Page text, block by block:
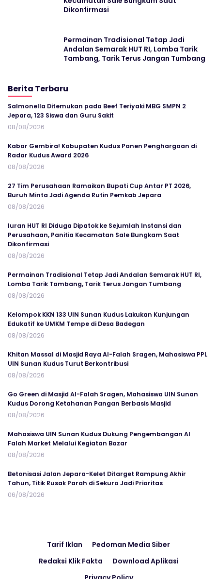
Dikonfirmasi
Permainan Tradisional Tetap Jadi
Andalan Semarak HUT RI, Lomba Tarik
Tambang, Tarik Terus Jangan Tumbang
Berita Terbaru
Salmonella Ditemukan pada Beef Teriyaki MBG SMPN 2
Jepara, 123 Siswa dan Guru Sakit
08/08/2026
Kabar Gembira! Kabupaten Kudus Panen Penghargaan di
Radar Kudus Award 2026
08/08/2026
27 Tim Perusahaan Ramaikan Bupati Cup Antar PT 2026,
Buruh Minta Jadi Agenda Rutin Pemkab Jepara
08/08/2026
Iuran HUT RI Diduga Dipatok ke Sejumlah Instansi dan
Perusahaan, Panitia Kecamatan Sale Bungkam Saat
Dikonfirmasi
08/08/2026
Permainan Tradisional Tetap Jadi Andalan Semarak HUT RI,
Lomba Tarik Tambang, Tarik Terus Jangan Tumbang
08/08/2026
Kelompok KKN 133 UIN Sunan Kudus Lakukan Kunjungan
Edukatif ke UMKM Tempe di Desa Badegan
08/08/2026
Khitan Massal di Masjid Raya Al-Falah Sragen, Mahasiswa PPL
UIN Sunan Kudus Turut Berkontribusi
08/08/2026
Go Green di Masjid Al-Falah Sragen, Mahasiswa UIN Sunan
Kudus Dorong Ketahanan Pangan Berbasis Masjid
08/08/2026
Mahasiswa UIN Sunan Kudus Dukung Pengembangan Al
Falah Market Melalui Kegiatan Bazar
08/08/2026
Betonisasi Jalan Jepara-Kelet Ditarget Rampung Akhir
Tahun, Titik Rusak Parah di Sekuro Jadi Prioritas
06/08/2026
Tarif Iklan
Pedoman Media Siber
Redaksi Klik Fakta
Download Aplikasi